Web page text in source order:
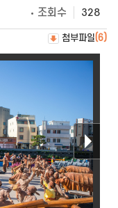
조회수 328
첨부파일(6)